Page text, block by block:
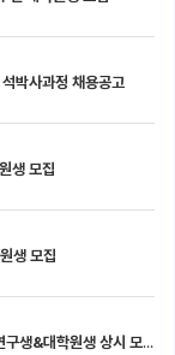
사과정 채용공고
생 모집
생 모집
[성균관대학교] 분리소재 및 재생가능 기술 연구실 - 학부연구생&대학원생 상시 모집 (미래에너지공학과)